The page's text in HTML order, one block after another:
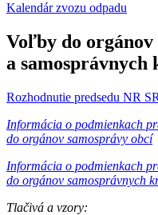
Kalendár zvozu odpadu
Voľby do orgánov
a samosprávnych
Rozhodnutie predsedu NR SR
Informácia o podmienkach
do orgánov samosprávy obcí
Informácia o podmienkach
do orgánov samosprávnych
Tlačivá a vzory: